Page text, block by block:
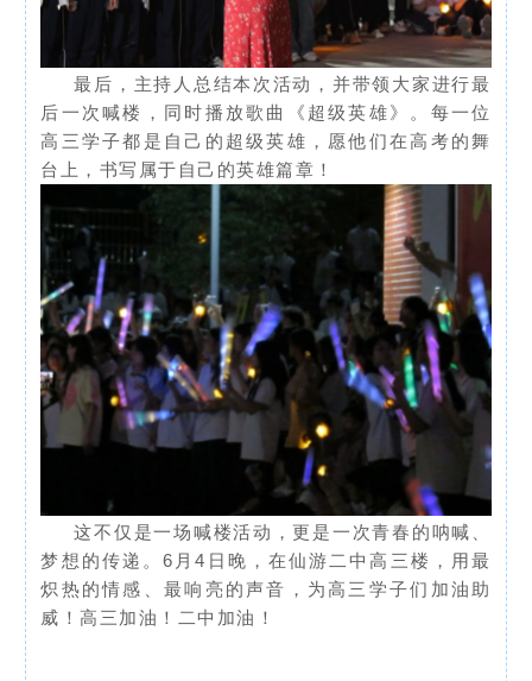
最后，主持人总结本次活动，并带领大家进行最
后一次喊楼，同时播放歌曲《超级英雄》。每一位
高三学子都是自己的超级英雄，愿他们在高考的舞
台上，书写属于自己的英雄篇章！
这不仅是一场喊楼活动，更是一次青春的呐喊、
梦想的传递。6月4日晚，在仙游二中高三楼，用最
炽热的情感、最响亮的声音，为高三学子们加油助
威！高三加油！二中加油！